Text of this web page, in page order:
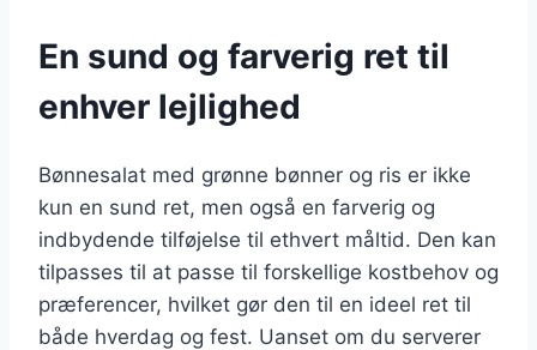
En sund og farverig ret til
enhver lejlighed
Bønnesalat med grønne bønner og ris er ikke
kun en sund ret, men også en farverig og
indbydende tilføjelse til ethvert måltid. Den kan
tilpasses til at passe til forskellige kostbehov og
præferencer, hvilket gør den til en ideel ret til
både hverdag og fest. Uanset om du serverer